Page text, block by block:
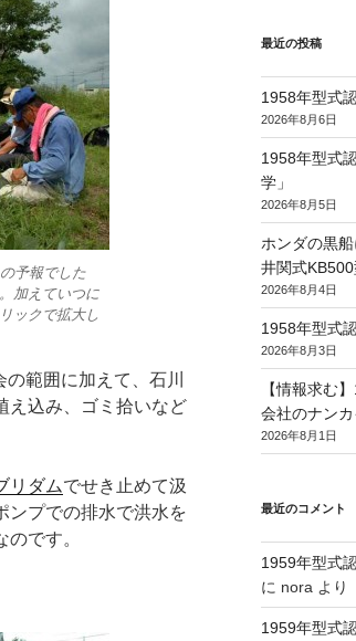
予報でした
加えていつに
ックで拡大し
範囲に加えて、石川
え込み、ゴミ拾いなど
リダムでせき止めて汲
ンプでの排水で洪水を
です。
最近の投稿
1958年型式
2026年8月6日
1958年型式
学」
2026年8月5日
ホンダの黒
井関式KB500
2026年8月4日
1958年型式
2026年8月3日
【情報求む
会社のナンカ
2026年8月1日
最近のコメント
1959年型式
に nora より
1959年型式